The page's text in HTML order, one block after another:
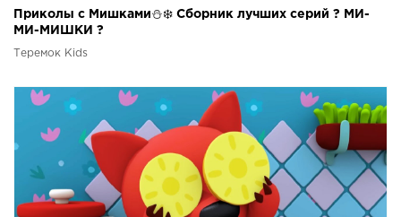
Приколы с Мишками⛄❄️ Сборник лучших серий ? МИ-
МИ-МИШКИ ?
Теремок Kids